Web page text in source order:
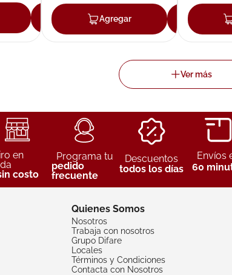
AgregarAgregar
en
costo
Programa tu
pedido
frecuente
Descuentos
todos los días
Envíos
60
Quienes Somos
Nosotros
Trabaja con nosotros
Grupo Difare
Locales
Términos y Condiciones
Contacta con Nosotros